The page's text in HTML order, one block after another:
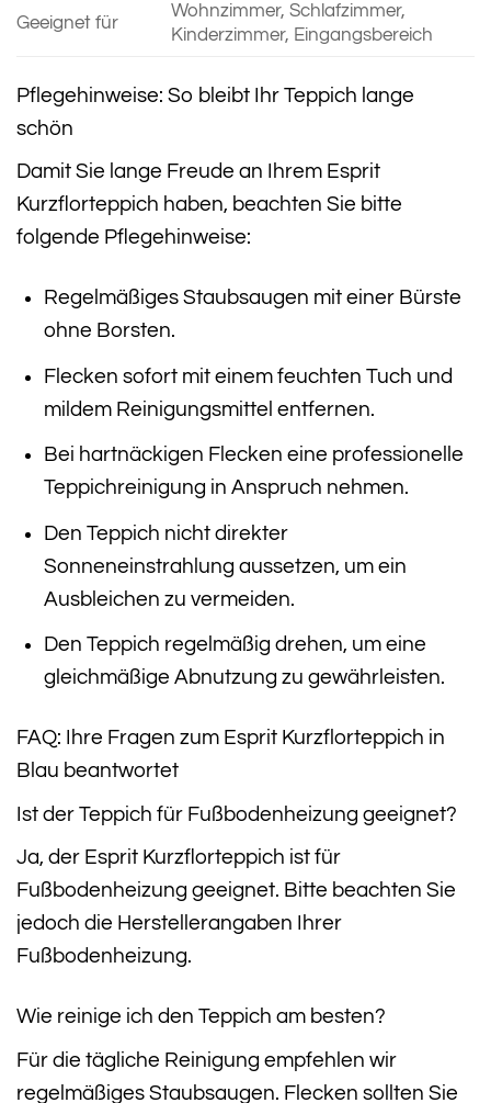
Geeignet für
Wohnzimmer, Schlafzimmer,
Kinderzimmer, Eingangsbereich
Pflegehinweise: So bleibt Ihr Teppich lange
schön
Damit Sie lange Freude an Ihrem Esprit
Kurzflorteppich haben, beachten Sie bitte
folgende Pflegehinweise:
Regelmäßiges Staubsaugen mit einer Bürste
ohne Borsten.
Flecken sofort mit einem feuchten Tuch und
mildem Reinigungsmittel entfernen.
Bei hartnäckigen Flecken eine professionelle
Teppichreinigung in Anspruch nehmen.
Den Teppich nicht direkter
Sonneneinstrahlung aussetzen, um ein
Ausbleichen zu vermeiden.
Den Teppich regelmäßig drehen, um eine
gleichmäßige Abnutzung zu gewährleisten.
FAQ: Ihre Fragen zum Esprit Kurzflorteppich in
Blau beantwortet
Ist der Teppich für Fußbodenheizung geeignet?
Ja, der Esprit Kurzflorteppich ist für
Fußbodenheizung geeignet. Bitte beachten Sie
jedoch die Herstellerangaben Ihrer
Fußbodenheizung.
Wie reinige ich den Teppich am besten?
Für die tägliche Reinigung empfehlen wir
regelmäßiges Staubsaugen. Flecken sollten Sie